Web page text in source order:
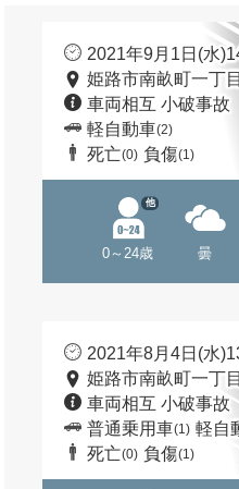
2021年9月1日(水
姫路市南畝町一丁
車両相互 小破事故
軽自動車(2)
死亡(0) 負傷(1)
0～24歳
他
曇
2021年8月4日(水
姫路市南畝町一丁
車両相互 小破事故
普通乗用車(1) 軽自
死亡(0) 負傷(1)